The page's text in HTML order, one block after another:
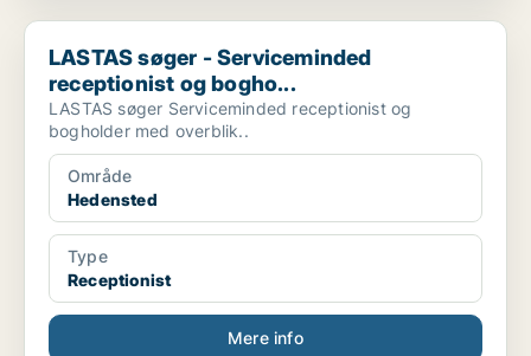
LASTAS søger - Serviceminded receptionist og bogho...
LASTAS søger - Serviceminded
receptionist og bogho...
LASTAS søger Serviceminded receptionist og
bogholder med overblik..
Område
Hedensted
Type
Receptionist
Mere info